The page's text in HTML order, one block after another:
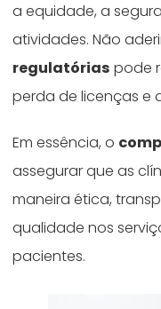
a equidade, a
atividades. Não
regulatórias pode
perda de licenças e
Em essência, o
assegurar que as
maneira ética,
qualidade nos
pacientes.